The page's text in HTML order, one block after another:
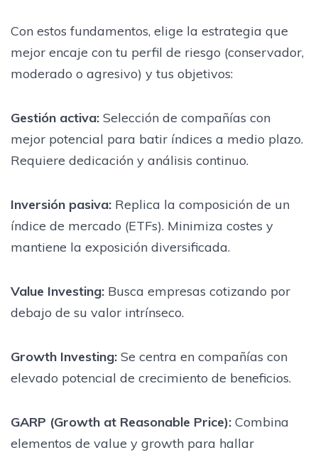
Con estos fundamentos, elige la estrategia que
mejor encaje con tu perfil de riesgo (conservador,
moderado o agresivo) y tus objetivos:
Gestión activa: Selección de compañías con
mejor potencial para batir índices a medio plazo.
Requiere dedicación y análisis continuo.
Inversión pasiva: Replica la composición de un
índice de mercado (ETFs). Minimiza costes y
mantiene la exposición diversificada.
Value Investing: Busca empresas cotizando por
debajo de su valor intrínseco.
Growth Investing: Se centra en compañías con
elevado potencial de crecimiento de beneficios.
GARP (Growth at Reasonable Price): Combina
elementos de value y growth para hallar